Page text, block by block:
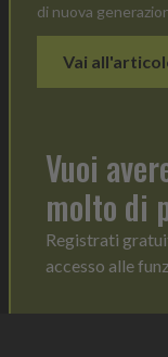
di nuova
Vai
Vuoi
molto di
Registrati
accesso alle